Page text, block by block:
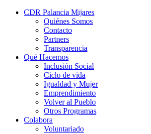
CDR Palancia Mijares
Quiénes Somos
Contacto
Partners
Transparencia
Qué Hacemos
Inclusión Social
Ciclo de vida
Igualdad y Mujer
Emprendimiento
Volver al Pueblo
Otros Programas
Colabora
Voluntariado